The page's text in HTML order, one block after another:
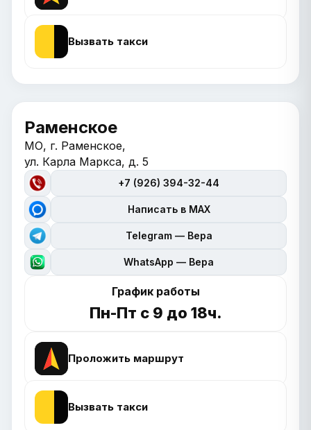
Вызвать такси
Раменское
МО, г. Раменское,
ул. Карла Маркса, д. 5
+7 (926) 394-32-44
Написать в MAX
Telegram — Вера
WhatsApp — Вера
График работы
Пн-Пт с 9 до 18ч.
Проложить маршрут
Вызвать такси